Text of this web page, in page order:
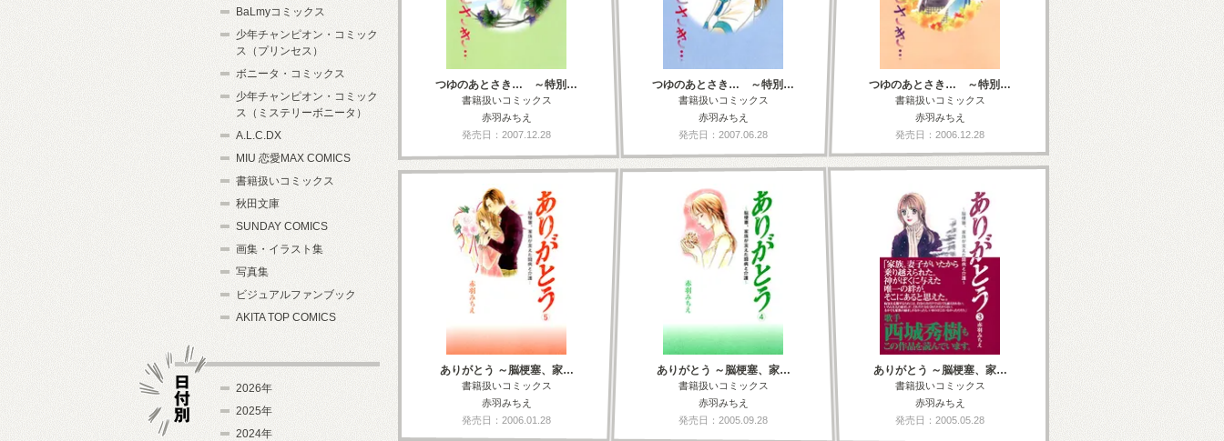
つゆのあとさき… ～特別…
書籍扱いコミックス
赤羽みちえ
発売日：2007.12.28
つゆのあとさき… ～特別…
書籍扱いコミックス
赤羽みちえ
発売日：2007.06.28
つゆのあとさき… ～特別…
書籍扱いコミックス
赤羽みちえ
発売日：2006.12.28
ありがとう ～脳梗塞、家…
書籍扱いコミックス
赤羽みちえ
発売日：2006.01.28
ありがとう ～脳梗塞、家…
書籍扱いコミックス
赤羽みちえ
発売日：2005.09.28
ありがとう ～脳梗塞、家…
書籍扱いコミックス
赤羽みちえ
発売日：2005.05.28
BaLmyコミックス
少年チャンピオン・コミック
ス（プリンセス）
ボニータ・コミックス
少年チャンピオン・コミック
ス（ミステリーボニータ）
A.L.C.DX
MIU 恋愛MAX COMICS
書籍扱いコミックス
秋田文庫
SUNDAY COMICS
画集・イラスト集
写真集
ビジュアルファンブック
AKITA TOP COMICS
2026年
2025年
2024年